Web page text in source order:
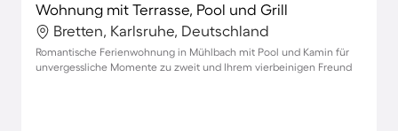
Wohnung mit Terrasse, Pool und Grill
Bretten, Karlsruhe, Deutschland
Romantische Ferienwohnung in Mühlbach mit Pool und Kamin für
unvergessliche Momente zu zweit und Ihrem vierbeinigen Freund